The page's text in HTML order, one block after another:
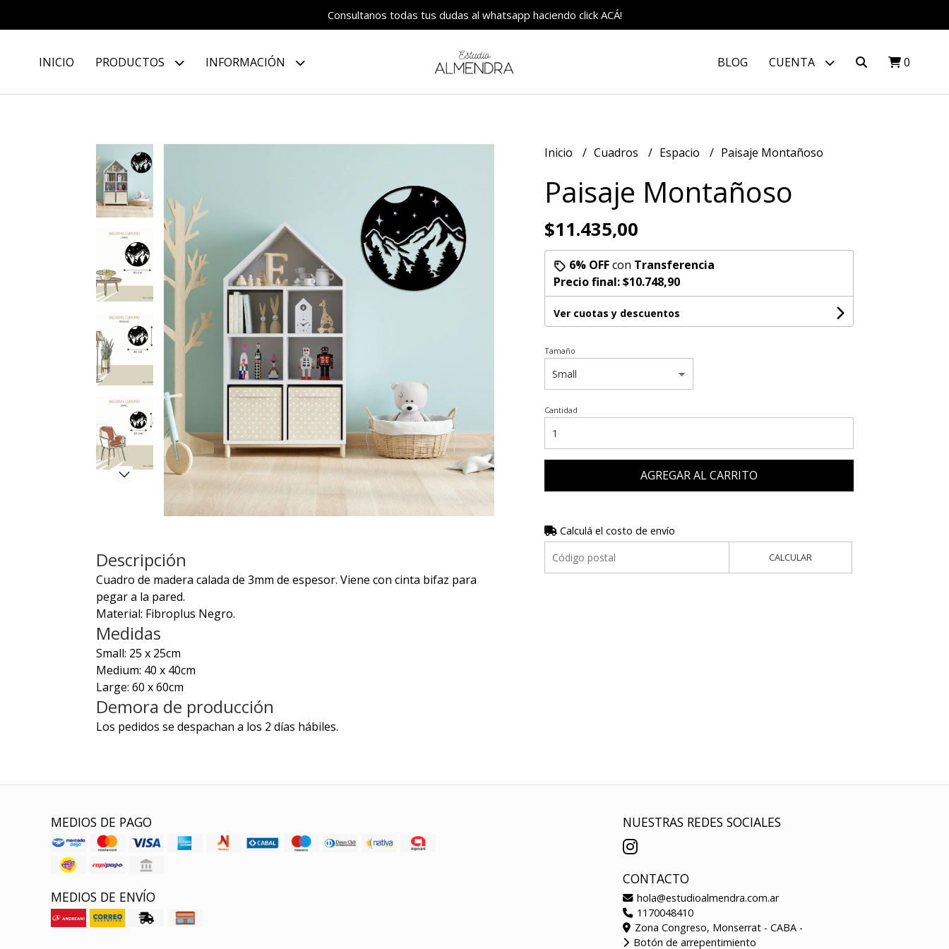
Consultanos todas tus dudas al whatsapp haciendo click ACÁ!
INICIO PRODUCTOS INFORMACIÓN BLOG CUENTA 0
Descripción
Cuadro de madera calada de 3mm de espesor. Viene con cinta bifaz para
pegar a la pared.
Material: Fibroplus Negro.
Medidas
Small: 25 x 25cm
Medium: 40 x 40cm
Large: 60 x 60cm
Demora de producción
Los pedidos se despachan a los 2 días hábiles.
Inicio Cuadros Espacio Paisaje Montañoso
Paisaje Montañoso
$11.435,00
6% OFFcon Transferencia
Precio final:$10.748,90
Ver cuotas y descuentos
Tamaño
Cantidad
AGREGAR AL CARRITO
Calculá el costo de envío
CALCULAR
MEDIOS DE PAGO
MEDIOS DE ENVÍO
NUESTRAS REDES SOCIALES
CONTACTO
hola@estudioalmendra.com.ar
1170048410
Zona Congreso, Monserrat - CABA -
Botón de arrepentimiento